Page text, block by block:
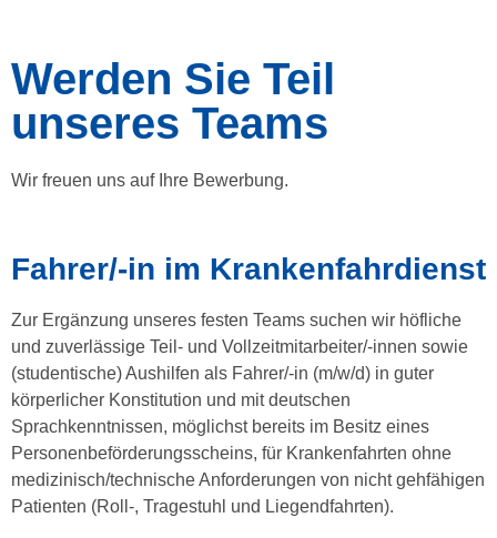
Werden Sie Teil
unseres Teams
Wir freuen uns auf Ihre Bewerbung.
Fahrer/-in im Krankenfahrdienst
Zur Ergänzung unseres festen Teams suchen wir höfliche
und zuverlässige Teil- und Vollzeitmitarbeiter/-innen sowie
(studentische) Aushilfen als Fahrer/-in (m/w/d) in guter
körperlicher Konstitution und mit deutschen
Sprachkenntnissen, möglichst bereits im Besitz eines
Personenbeförderungsscheins, für Krankenfahrten ohne
medizinisch/technische Anforderungen von nicht gehfähigen
Patienten (Roll-, Tragestuhl und Liegendfahrten).